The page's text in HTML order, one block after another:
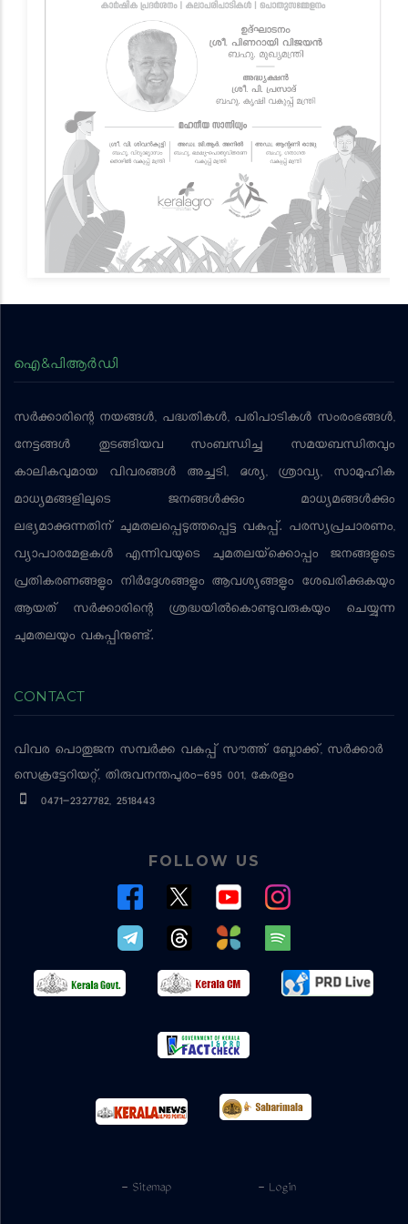
ഐ&പിആര്‍ഡി
സര്‍ക്കാരിന്റെ നയങ്ങള്‍, പദ്ധതികള്‍, പരിപാടികള്‍ സംരംഭങ്ങള്‍,
നേട്ടങ്ങള്‍ തുടങ്ങിയവ സംബന്ധിച്ച സമയബന്ധിതവും
കാലികവുമായ വിവരങ്ങള്‍ അച്ചടി, ദൃശ്യ, ശ്രാവ്യ, സാമൂഹിക
മാധ്യമങ്ങളിലൂടെ ജനങ്ങള്‍ക്കും മാധ്യമങ്ങള്‍ക്കും
ലഭ്യമാക്കുന്നതിന് ചുമതലപ്പെടുത്തപ്പെട്ട വകുപ്പ്. പരസ്യപ്രചാരണം,
വ്യാപാരമേളകള്‍ എന്നിവയുടെ ചുമതലയ്‌ക്കൊപ്പം ജനങ്ങളുടെ
പ്രതികരണങ്ങളും നിര്‍ദ്ദേശങ്ങളും ആവശ്യങ്ങളും ശേഖരിക്കുകയും
ആയത് സര്‍ക്കാരിന്റെ ശ്രദ്ധയില്‍കൊണ്ടുവരുകയും ചെയ്യുന്ന
ചുമതലയും വകുപ്പിനുണ്ട്.
CONTACT
വിവര പൊതുജന സമ്പര്‍ക്ക വകുപ്പ് സൗത്ത് ബ്ലോക്ക്, സര്‍ക്കാര്‍
സെക്രട്ടേറിയറ്റ്, തിരുവനന്തപുരം-695 001, കേരളം
0471-2327782, 2518443
FOLLOW US
- Login
- Sitemap